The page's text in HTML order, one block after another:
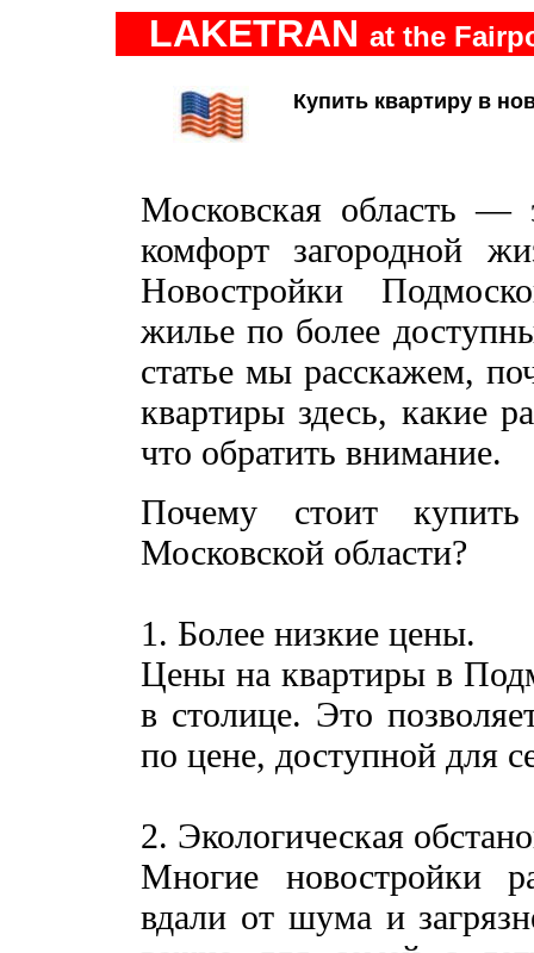
LAKETRAN at the
Купить квартиру в
Московская область —
комфорт загородной
Новостройки
жилье по более
статье мы расскажем,
квартиры здесь, какие
что обратить внимание.
Почему стоит
Московской области?
1. Более низкие цены.
Цены на квартиры в
в столице. Это
по цене, доступной для
2. Экологическая
Многие новостройки
вдали от шума и